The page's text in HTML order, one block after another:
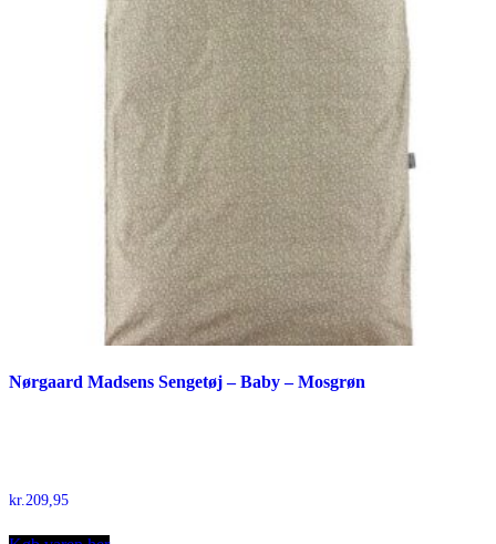
Nørgaard Madsens Sengetøj – Baby – Mosgrøn
kr.209,95